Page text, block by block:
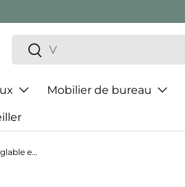
Recherche
Rechercher
Mobilier de bureau
XMKA 12 G | 120x80 | Bureau réglable en hauteur électriquement